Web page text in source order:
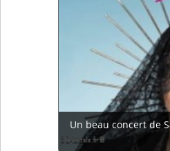
Un beau concert de